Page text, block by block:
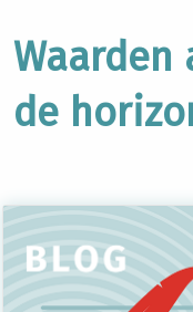
Waarden
de